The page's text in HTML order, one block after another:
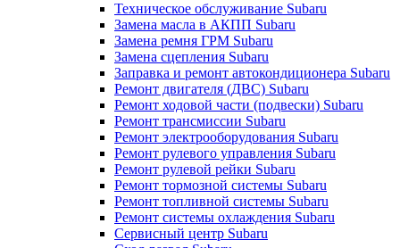
Техническое обслуживание Subaru
Замена масла в АКПП Subaru
Замена ремня ГРМ Subaru
Замена сцепления Subaru
Заправка и ремонт автокондиционера Subaru
Ремонт двигателя (ДВС) Subaru
Ремонт ходовой части (подвески) Subaru
Ремонт трансмиссии Subaru
Ремонт электрооборудования Subaru
Ремонт рулевого управления Subaru
Ремонт рулевой рейки Subaru
Ремонт тормозной системы Subaru
Ремонт топливной системы Subaru
Ремонт системы охлаждения Subaru
Сервисный центр Subaru